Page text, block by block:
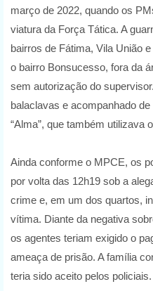
março de 2022, quando os
viatura da Força Tática. A
bairros de Fátima, Vila União
o bairro Bonsucesso, fora da
sem autorização do
balaclavas e acompanhado
“Alma”, que também utilizava
Ainda conforme o MPCE, os
por volta das 12h19 sob a
crime e, em um dos quartos,
vítima. Diante da negativa
os agentes teriam exigido o
ameaça de prisão. A família
teria sido aceito pelos policiais.